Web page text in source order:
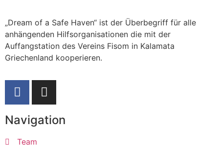
„Dream of a Safe Haven“ ist der Überbegriff für alle
anhängenden Hilfsorganisationen die mit der
Auffangstation des Vereins Fisom in Kalamata
Griechenland kooperieren.
Navigation
Team